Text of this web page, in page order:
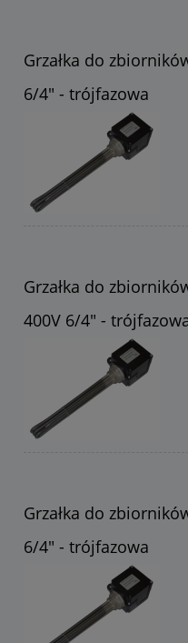
Grzałka do
6/4" - trójfazowa
Grzałka do
400V 6/4" -
Grzałka do
6/4" - trójfazowa